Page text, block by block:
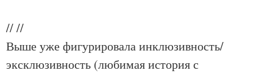
////
Выше уже фигурировала инклюзивность/
эксклюзивность (любимая история с